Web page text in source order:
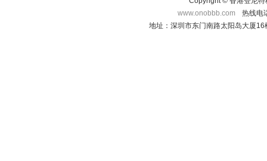
www.onobbb.com
热线电
地址：深圳市东门南路太阳岛大厦